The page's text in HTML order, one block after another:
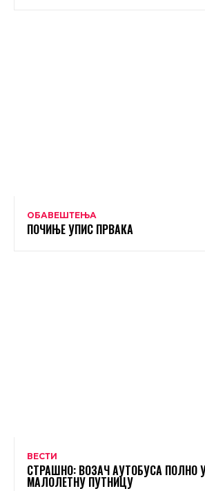
ОБАВЕШТЕЊА
ПОЧИЊЕ УПИС ПРВАКА
ВЕСТИ
СТРАШНО: ВОЗАЧ АУТОБУСА ПОЛНО
МАЛОЛЕТНУ ПУТНИЦУ